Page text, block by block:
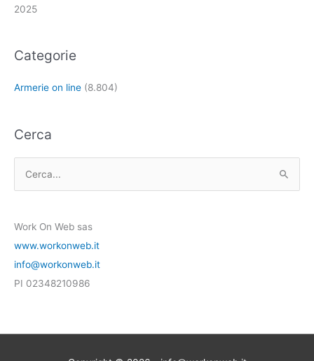
2025
Categorie
Armerie on line (8.804)
Cerca
c
a
:
Work On Web sas
www.workonweb.it
info@workonweb.it
PI 02348210986